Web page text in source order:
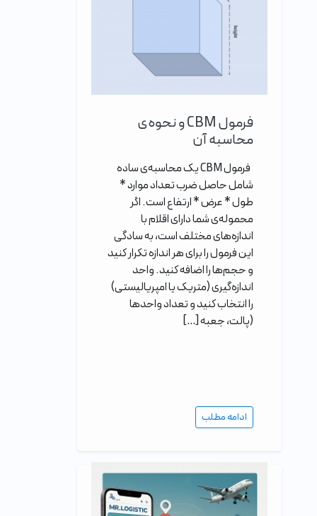
فرمول CBM و نحوه‌ی
محاسبه آن
فرمول CBM یک محاسبه‌ی ساده
شامل حاصل ضرب تعداد موارد *
طول * عرض * ارتفاع است. اگر
محموله‌ی شما دارای اقلام با
اندازه‌های مختلف است، به سادگی
این فرمول را برای هر اندازه تکرار کنید
و حجم‌ها را اضافه کنید. واحد
اندازه‌گیری (متریک یا امپریالیستی)
را انتخاب کنید و تعداد واحدها
(پالت، جعبه […]
ادامه مطلب